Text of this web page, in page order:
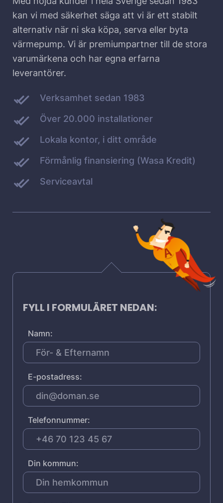
kan vi med säkerhet säga att vi är ett stabilt
alternativ när ni ska köpa, serva eller byta
värmepump. Vi är premiumpartner till de stora
varumärkena och har egna erfarna
leverantörer.
Verksamhet sedan 1983
Över 20.000 installationer
Lokala kontor, i ditt område
Förmånlig finansiering (Wasa Kredit)
Serviceavtal
FYLL I FORMULÄRET NEDAN:
Namn:
E-postadress:
Telefonnummer:
Din kommun: